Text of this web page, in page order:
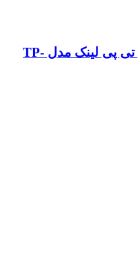
مودم 4G LTE رومیزی وایرلس تی پی لینک مدل TP-